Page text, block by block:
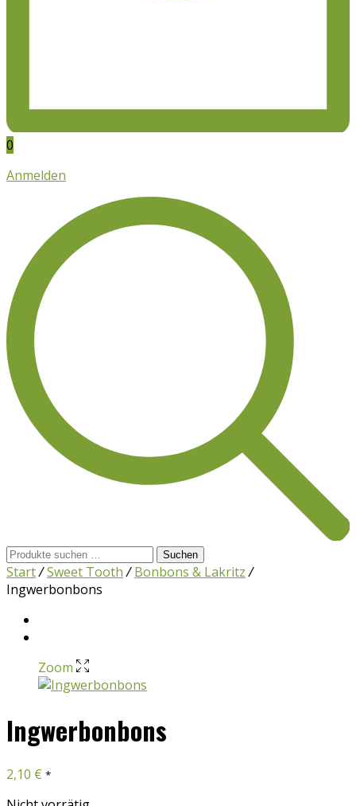
0
Anmelden
Suchen
nach:
Suchen
Start/Sweet Tooth / Bonbons & Lakritz /
Ingwerbonbons
Zoom
Ingwerbonbons
2,10 € *